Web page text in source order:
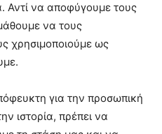
Αντί να αποφύγουμε τους
να τους
χρησιμοποιούμε ως
για την προσωπική
ιστορία, πρέπει να